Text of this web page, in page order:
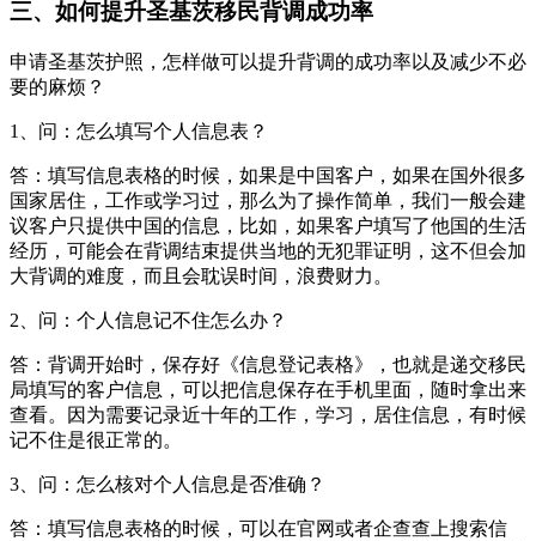
三、如何提升圣基茨移民背调成功率
申请圣基茨护照，怎样做可以提升背调的成功率以及减少不必
要的麻烦？
1、问：怎么填写个人信息表？
答：填写信息表格的时候，如果是中国客户，如果在国外很多
国家居住，工作或学习过，那么为了操作简单，我们一般会建
议客户只提供中国的信息，比如，如果客户填写了他国的生活
经历，可能会在背调结束提供当地的无犯罪证明，这不但会加
大背调的难度，而且会耽误时间，浪费财力。
2、问：个人信息记不住怎么办？
答：背调开始时，保存好《信息登记表格》，也就是递交移民
局填写的客户信息，可以把信息保存在手机里面，随时拿出来
查看。因为需要记录近十年的工作，学习，居住信息，有时候
记不住是很正常的。
3、问：怎么核对个人信息是否准确？
答：填写信息表格的时候，可以在官网或者企查查上搜索信